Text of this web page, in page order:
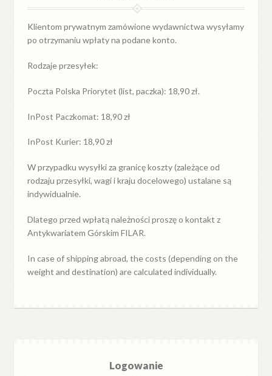
Klientom prywatnym zamówione wydawnictwa wysyłamy
po otrzymaniu wpłaty na podane konto.
Rodzaje przesyłek:
Poczta Polska Priorytet (list, paczka): 18,90 zł.
InPost Paczkomat: 18,90 zł
InPost Kurier: 18,90 zł
W przypadkuwysyłkiza granicękoszty (zależące od
rodzaju przesyłki, wagi i kraju docelowego) ustalane są
indywidualnie.
Dlatego przed wpłatą należności proszę o kontakt z
Antykwariatem Górskim FILAR.
In case of shipping abroad, the costs (depending on the
weight and destination) are calculated individually.
Logowanie